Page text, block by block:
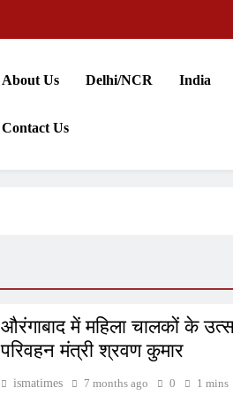
About Us Delhi/NCR India
Contact Us
औरंगाबाद में महिला चालकों के
परिवहन मंत्री श्रवण कुमार
ismatimes 7 months ago 0 1 mins